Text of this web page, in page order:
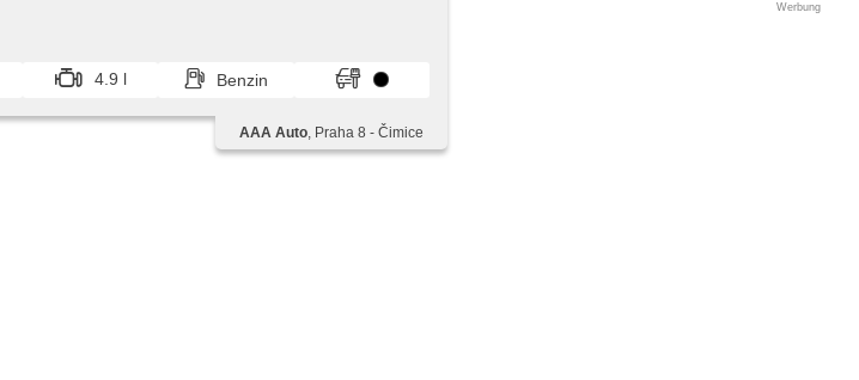
4.9 l Benzin
AAA Auto, Praha 8 - Čimice
Werbung